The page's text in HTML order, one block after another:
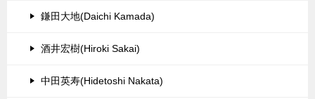
鎌田大地(Daichi Kamada)
酒井宏樹(Hiroki Sakai)
中田英寿(Hidetoshi Nakata)